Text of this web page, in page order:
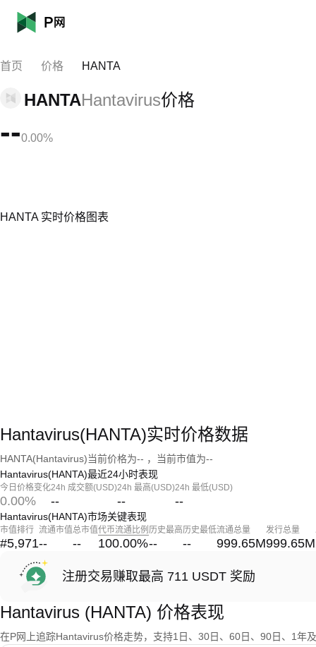
首页 价格 HANTA
HANTAHantavirus价格
--0.00%
HANTA 实时价格图表
Hantavirus(HANTA)实时价格数据
HANTA(Hantavirus)当前价格为-- ，当前市值为--
Hantavirus(HANTA)最近24小时表现
今日价格变化
0.00%
24h 成交额(USD)
--
24h 最高(USD)
--
24h 最低(USD)
--
Hantavirus(HANTA)市场关键表现
市值排行
#5,971
流通市值
--
总市值
--
代币流通比例
100.00%
历史最高
--
历史最低
--
流通总量
999.65M
发行总量
999.65M
注册交易赚取最高 711 USDT 奖励
Hantavirus (HANTA) 价格表现
在P网上追踪Hantavirus价格走势，支持1日、30日、60日、90日、1年